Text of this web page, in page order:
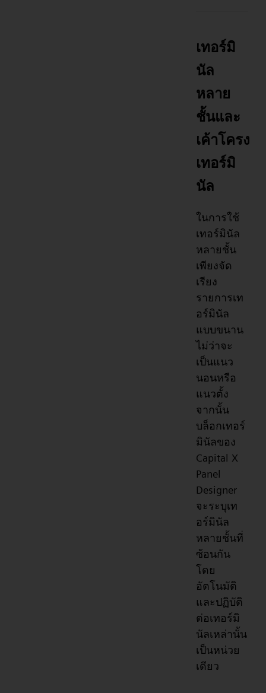
เทอร์มิ
นัล
หลาย
ชั้นและ
เค้าโครง
เทอร์มิ
นัล
ในการใช้
เทอร์มินัล
หลายชั้น
เพียงจัด
เรียง
รายการเท
อร์มินัล
แบบขนาน
ไม่ว่าจะ
เป็นแนว
นอนหรือ
แนวตั้ง
จากนั้น
บล็อกเทอร์
มินัลของ
Capital X
Panel
Designer
จะระบุเท
อร์มินัล
หลายชั้นที่
ซ้อนกัน
โดย
อัตโนมัติ
และปฏิบัติ
ต่อเทอร์มิ
นัลเหล่านั้น
เป็นหน่วย
เดียว